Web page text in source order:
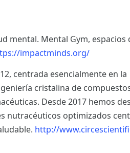
mental. Mental Gym, espacios
impactminds.org/
centrada esencialmente en la
cristalina de
Desde 2017 hemos
nutracéuticos optimizados
http://